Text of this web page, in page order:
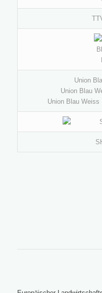
Union
Union Blau
Union Blau